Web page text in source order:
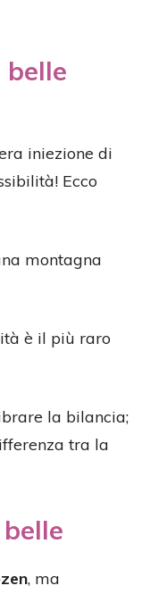
belle
iniezione di
Ecco
montagna
è il più raro
la bilancia;
tra la
, ma